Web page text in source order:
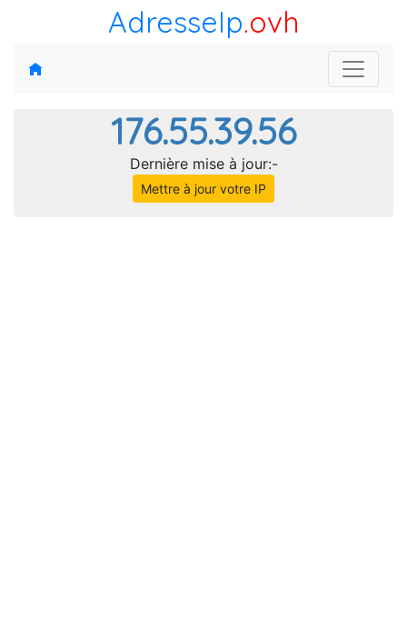
AdresseIp.ovh
176.55.39.56
Dernière mise à jour:-
Mettre à jour votre IP